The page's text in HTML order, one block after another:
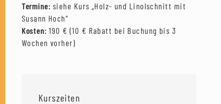
Termine: siehe Kurs „Holz- und Linolschnitt mit
Susann Hoch“
Kosten: 190 € (10 € Rabatt bei Buchung bis 3
Wochen vorher)
Kurszeiten